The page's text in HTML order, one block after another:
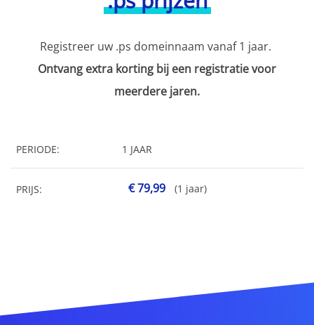
Registreer uw .ps domeinnaam vanaf 1 jaar.
Ontvang extra korting bij een registratie voor
meerdere jaren.
PERIODE: 1 JAAR
PRIJS: € 79,99 (1 jaar)